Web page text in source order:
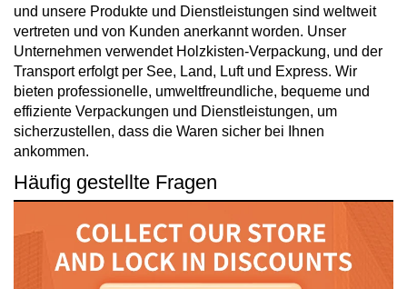
und unsere Produkte und Dienstleistungen sind weltweit
vertreten und von Kunden anerkannt worden. Unser
Unternehmen verwendet Holzkisten-Verpackung, und der
Transport erfolgt per See, Land, Luft und Express. Wir
bieten professionelle, umweltfreundliche, bequeme und
effiziente Verpackungen und Dienstleistungen, um
sicherzustellen, dass die Waren sicher bei Ihnen
ankommen.
Häufig gestellte Fragen